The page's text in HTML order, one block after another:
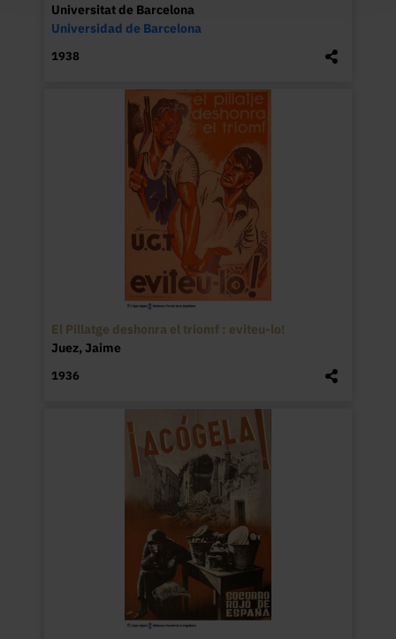
Universitat de Barcelona
Universidad de Barcelona
1938
El Pillatge deshonra el triomf : eviteu-lo!
Juez, Jaime
1936